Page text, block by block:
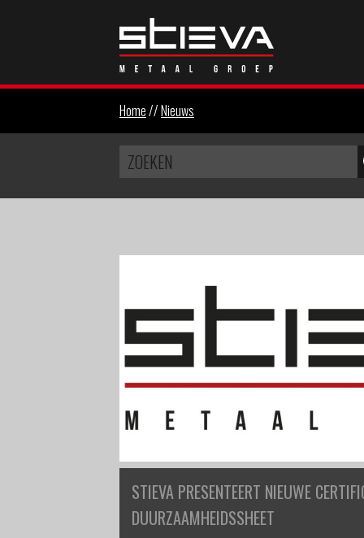
Home//Nieuws
STIEVA PRESENTEERT NIEUWE
DUURZAAMHEIDSSHEET